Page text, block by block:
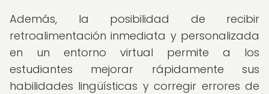
Además, la posibilidad de recibir
retroalimentación inmediata y personalizada
en un entorno virtual permite a los
estudiantes mejorar rápidamente sus
habilidades lingüísticas y corregir errores de